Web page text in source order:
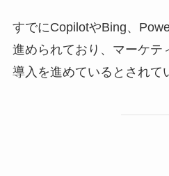
すでにCopilotやBing、
進められており、マーケテ
導入を進めているとされて